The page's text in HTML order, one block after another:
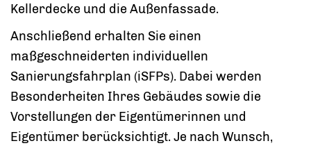
Kellerdecke und die Außenfassade.
Anschließend erhalten Sie einen
maßgeschneiderten individuellen
Sanierungsfahrplan (iSFPs). Dabei werden
Besonderheiten Ihres Gebäudes sowie die
Vorstellungen der Eigentümerinnen und
Eigentümer berücksichtigt. Je nach Wunsch,